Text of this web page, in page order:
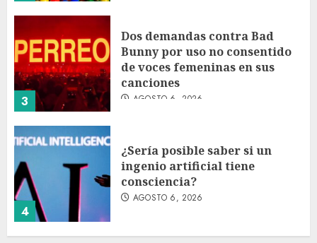
3
Dos demandas contra Bad
Bunny por uso no consentido
de voces femeninas en sus
canciones
AGOSTO 6, 2026
4
¿Sería posible saber si un
ingenio artificial tiene
consciencia?
AGOSTO 6, 2026